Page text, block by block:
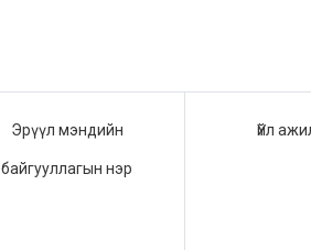
Эрүүл мэндийн
байгууллагын нэр
Үйл